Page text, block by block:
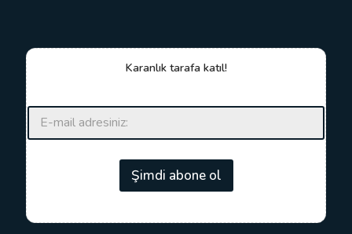
Karanlık tarafa katıl!
s
t
a
-
E
p
*
Şimdi abone ol